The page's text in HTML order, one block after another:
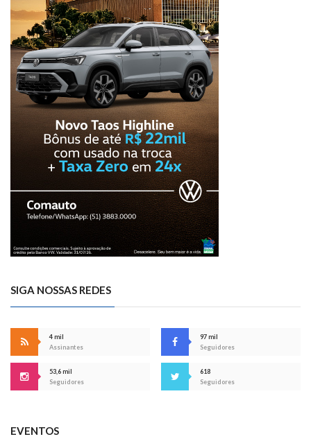
SIGA NOSSAS REDES
4 mil
Assinantes
97 mil
Seguidores
53,6 mil
Seguidores
618
Seguidores
EVENTOS